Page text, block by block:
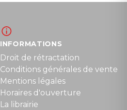
INFORMATIONS
Droit de rétractation
Conditions générales de vente
Mentions légales
Horaires d'ouverture
La librairie